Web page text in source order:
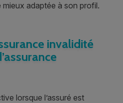
mieux adaptée à son profil.
invalidité
lorsque l’assuré est